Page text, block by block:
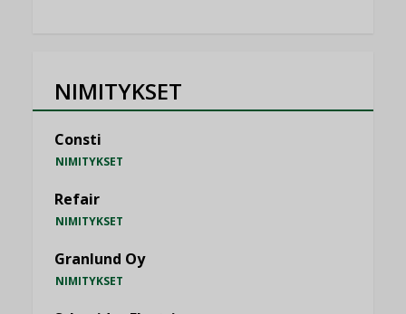
NIMITYKSET
Consti
NIMITYKSET
Refair
NIMITYKSET
Granlund Oy
NIMITYKSET